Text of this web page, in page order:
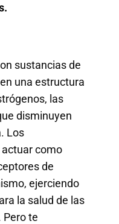
sustancias de
una estructura
las
disminuyen
Los
como
de
ejerciendo
la salud de las
Pero te